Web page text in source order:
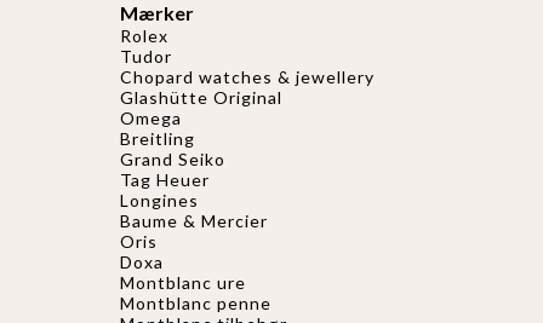
Mærker
Rolex
Tudor
Chopard watches & jewellery
Glashütte Original
Omega
Breitling
Grand Seiko
Tag Heuer
Longines
Baume & Mercier
Oris
Doxa
Montblanc ure
Montblanc penne